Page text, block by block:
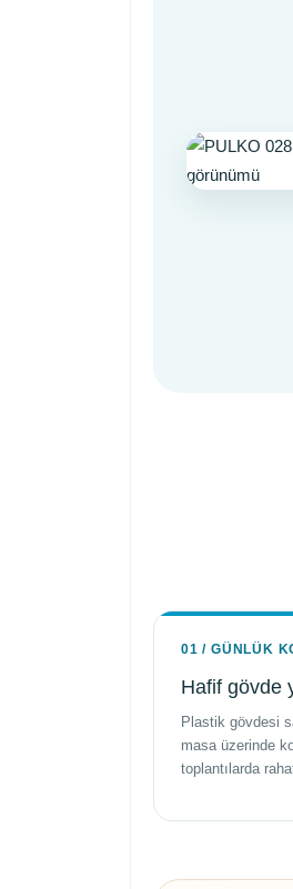
01 / GÜNLÜK
Hafif gövde
Plastik gövdesi
masa üzerinde
toplantılarda